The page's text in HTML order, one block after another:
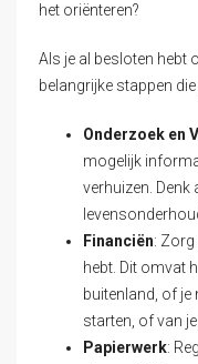
het oriënteren?
Als je al besloten hebt
belangrijke stappen
Onderzoek en
mogelijk
verhuizen. Denk
Financiën: Zorg
hebt. Dit omvat
buitenland, of je
starten, of van
Papierwerk: